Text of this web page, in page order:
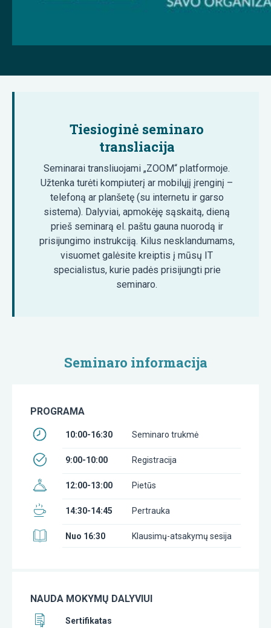
Tiesioginė seminaro
transliacija
Seminarai transliuojami „ZOOM“ platformoje.
Užtenka turėti kompiuterį ar mobilųjį įrenginį –
telefoną ar planšetę (su internetu ir garso
sistema). Dalyviai, apmokėję sąskaitą, dieną
prieš seminarą el. paštu gauna nuorodą ir
prisijungimo instrukciją. Kilus nesklandumams,
visuomet galėsite kreiptis į mūsų IT
specialistus, kurie padės prisijungti prie
seminaro.
Seminaro informacija
PROGRAMA
10:00-16:30 Seminaro trukmė
9:00-10:00 Registracija
12:00-13:00 Pietūs
14:30-14:45 Pertrauka
Nuo 16:30 Klausimų-atsakymų sesija
NAUDA MOKYMŲ DALYVIUI
Sertifikatas